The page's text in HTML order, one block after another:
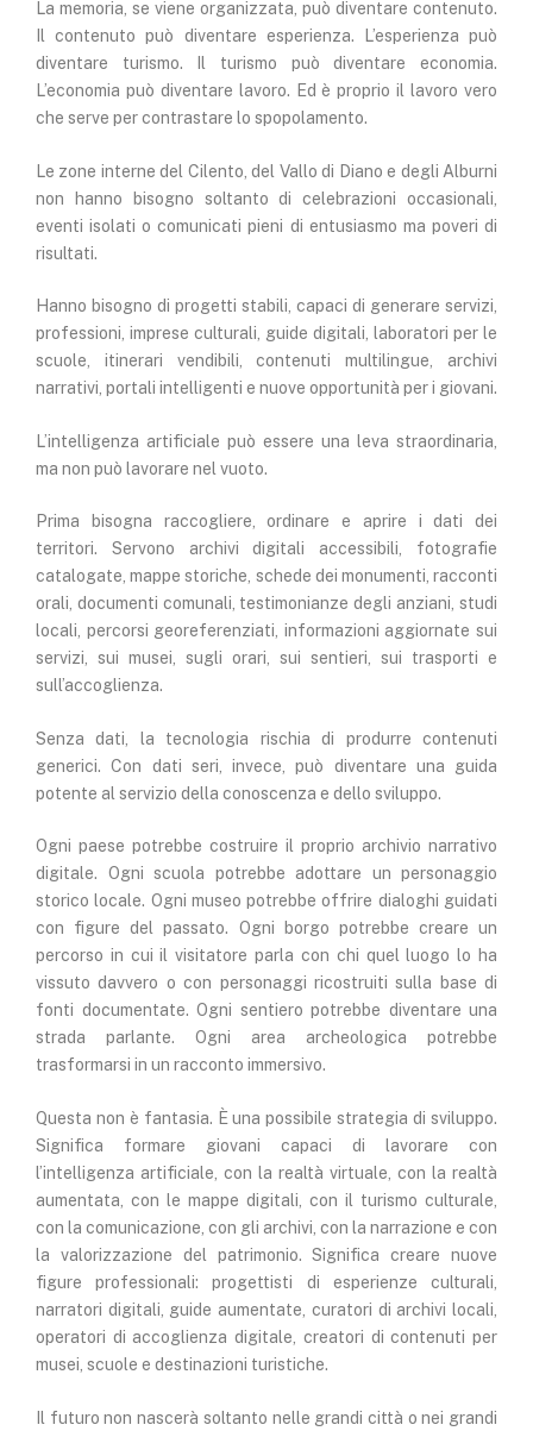
La memoria, se viene organizzata, può diventare contenuto.
Il contenuto può diventare esperienza. L’esperienza può
diventare turismo. Il turismo può diventare economia.
L’economia può diventare lavoro. Ed è proprio il lavoro vero
che serve per contrastare lo spopolamento.
Le zone interne del Cilento, del Vallo di Diano e degli Alburni
non hanno bisogno soltanto di celebrazioni occasionali,
eventi isolati o comunicati pieni di entusiasmo ma poveri di
risultati.
Hanno bisogno di progetti stabili, capaci di generare servizi,
professioni, imprese culturali, guide digitali, laboratori per le
scuole, itinerari vendibili, contenuti multilingue, archivi
narrativi, portali intelligenti e nuove opportunità per i giovani.
L’intelligenza artificiale può essere una leva straordinaria,
ma non può lavorare nel vuoto.
Prima bisogna raccogliere, ordinare e aprire i dati dei
territori. Servono archivi digitali accessibili, fotografie
catalogate, mappe storiche, schede dei monumenti, racconti
orali, documenti comunali, testimonianze degli anziani, studi
locali, percorsi georeferenziati, informazioni aggiornate sui
servizi, sui musei, sugli orari, sui sentieri, sui trasporti e
sull’accoglienza.
Senza dati, la tecnologia rischia di produrre contenuti
generici. Con dati seri, invece, può diventare una guida
potente al servizio della conoscenza e dello sviluppo.
Ogni paese potrebbe costruire il proprio archivio narrativo
digitale. Ogni scuola potrebbe adottare un personaggio
storico locale. Ogni museo potrebbe offrire dialoghi guidati
con figure del passato. Ogni borgo potrebbe creare un
percorso in cui il visitatore parla con chi quel luogo lo ha
vissuto davvero o con personaggi ricostruiti sulla base di
fonti documentate. Ogni sentiero potrebbe diventare una
strada parlante. Ogni area archeologica potrebbe
trasformarsi in un racconto immersivo.
Questa non è fantasia. È una possibile strategia di sviluppo.
Significa formare giovani capaci di lavorare con
l’intelligenza artificiale, con la realtà virtuale, con la realtà
aumentata, con le mappe digitali, con il turismo culturale,
con la comunicazione, con gli archivi, con la narrazione e con
la valorizzazione del patrimonio. Significa creare nuove
figure professionali: progettisti di esperienze culturali,
narratori digitali, guide aumentate, curatori di archivi locali,
operatori di accoglienza digitale, creatori di contenuti per
musei, scuole e destinazioni turistiche.
Il futuro non nascerà soltanto nelle grandi città o nei grandi